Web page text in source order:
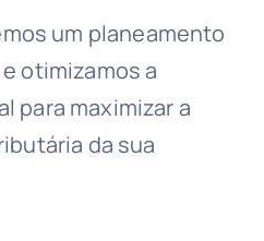
um planeamento
otimizamos a
para maximizar a
da sua